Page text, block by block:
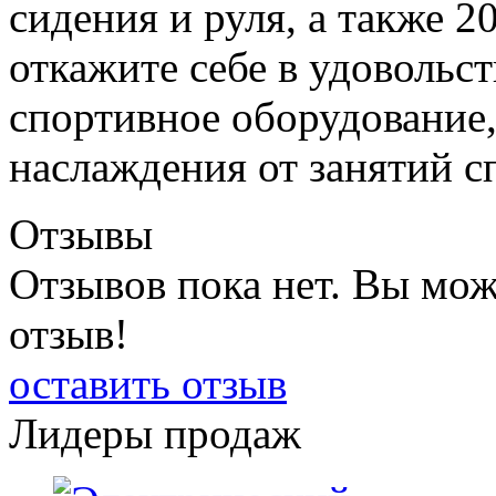
сидения и руля, а также
откажите себе в
спортивное
наслаждения от занятий
Отзывы
Отзывов пока нет. Вы
отзыв!
оставить отзыв
Лидеры продаж